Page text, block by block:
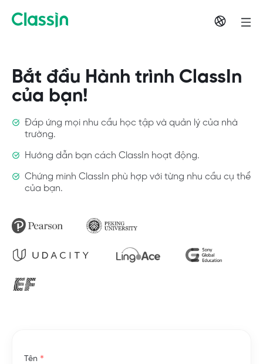
Bắt đầu Hành trình ClassIn
của bạn!
Đáp ứng mọi nhu cầu học tập và quản lý của nhà
trường.
Hướng dẫn bạn cách ClassIn hoạt động.
Chứng minh ClassIn phù hợp với từng nhu cầu cụ thể
của bạn.
Tên *